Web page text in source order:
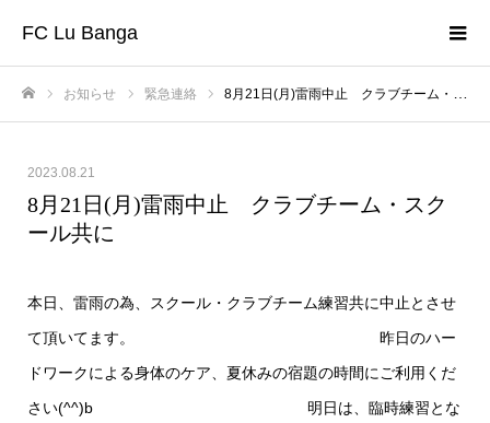
FC Lu Banga
お知らせ 緊急連絡 8月21日(月)雷雨中止 クラブチーム・スクール共に
2023.08.21
8月21日(月)雷雨中止 クラブチーム・スク
ール共に
本日、雷雨の為、スクール・クラブチーム練習共に中止とさせ
て頂いてます。 昨日のハー
ドワークによる身体のケア、夏休みの宿題の時間にご利用くだ
さい(^^)b 明日は、臨時練習とな